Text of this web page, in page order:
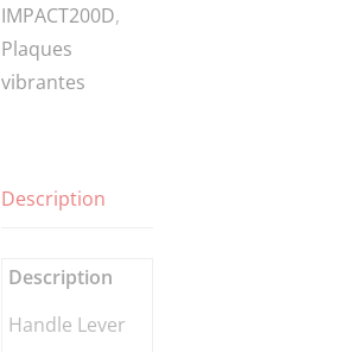
IMPACT200D,
Plaques
vibrantes
Description
Description
Handle Lever